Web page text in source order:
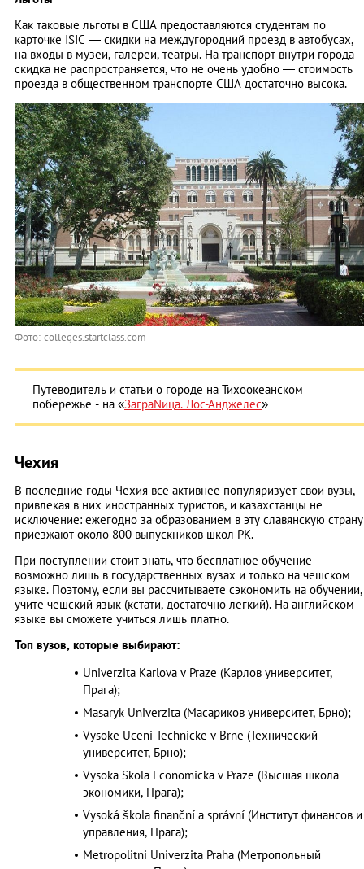
Как таковые льготы в США предоставляются студентам по
карточке ISIC — скидки на междугородний проезд в автобусах,
на входы в музеи, галереи, театры. На транспорт внутри города
скидка не распространяется, что не очень удобно — стоимость
проезда в общественном транспорте США достаточно высока.
Фото: colleges.startclass.com
Путеводитель и статьи о городе на Тихоокеанском
побережье - на «ЗаграNица. Лос-Анджелес»
Чехия
В последние годы Чехия все активнее популяризует свои вузы,
привлекая в них иностранных туристов, и казахстанцы не
исключение: ежегодно за образованием в эту славянскую страну
приезжают около 800 выпускников школ РК.
При поступлении стоит знать, что бесплатное обучение
возможно лишь в государственных вузах и только на чешском
языке. Поэтому, если вы рассчитываете сэкономить на обучении,
учите чешский язык (кстати, достаточно легкий). На английском
языке вы сможете учиться лишь платно.
Топ вузов, которые выбирают:
Univerzita Karlova v Praze (Карлов университет,
Прага);
Masaryk Univerzita (Масариков университет, Брно);
Vysoke Uceni Technicke v Brne (Технический
университет, Брно);
Vysoka Skola Economicka v Praze (Высшая школа
экономики, Прага);
Vysoká škola finanční a správní (Институт финансов и
управления, Прага);
Metropolitni Univerzita Praha (Метропольный